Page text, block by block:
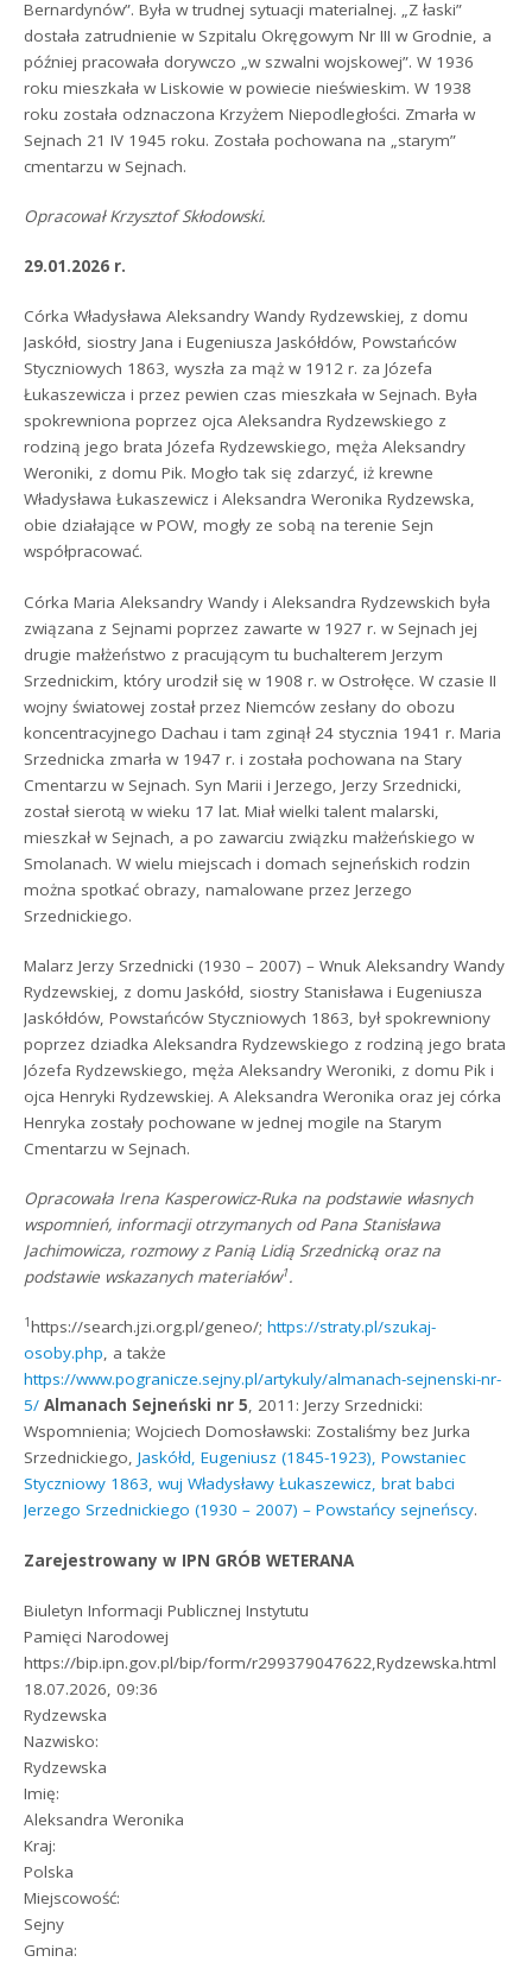
Bernardynów”. Była w trudnej sytuacji materialnej. „Z łaski”
dostała zatrudnienie w Szpitalu Okręgowym Nr III w Grodnie, a
później pracowała dorywczo „w szwalni wojskowej”. W 1936
roku mieszkała w Liskowie w powiecie nieświeskim. W 1938
roku została odznaczona Krzyżem Niepodległości. Zmarła w
Sejnach 21 IV 1945 roku. Została pochowana na „starym”
cmentarzu w Sejnach.
Opracował Krzysztof Skłodowski.
29.01.2026 r.
Córka Władysława Aleksandry Wandy Rydzewskiej, z domu
Jaskółd, siostry Jana i Eugeniusza Jaskółdów, Powstańców
Styczniowych 1863, wyszła za mąż w 1912 r. za Józefa
Łukaszewicza i przez pewien czas mieszkała w Sejnach. Była
spokrewniona poprzez ojca Aleksandra Rydzewskiego z
rodziną jego brata Józefa Rydzewskiego, męża Aleksandry
Weroniki, z domu Pik. Mogło tak się zdarzyć, iż krewne
Władysława Łukaszewicz i Aleksandra Weronika Rydzewska,
obie działające w POW, mogły ze sobą na terenie Sejn
współpracować.
Córka Maria Aleksandry Wandy i Aleksandra Rydzewskich była
związana z Sejnami poprzez zawarte w 1927 r. w Sejnach jej
drugie małżeństwo z pracującym tu buchalterem Jerzym
Srzednickim, który urodził się w 1908 r. w Ostrołęce. W czasie II
wojny światowej został przez Niemców zesłany do obozu
koncentracyjnego Dachau i tam zginął 24 stycznia 1941 r. Maria
Srzednicka zmarła w 1947 r. i została pochowana na Stary
Cmentarzu w Sejnach. Syn Marii i Jerzego, Jerzy Srzednicki,
został sierotą w wieku 17 lat. Miał wielki talent malarski,
mieszkał w Sejnach, a po zawarciu związku małżeńskiego w
Smolanach. W wielu miejscach i domach sejneńskich rodzin
można spotkać obrazy, namalowane przez Jerzego
Srzednickiego.
Malarz Jerzy Srzednicki (1930 – 2007) – Wnuk Aleksandry Wandy
Rydzewskiej, z domu Jaskółd, siostry Stanisława i Eugeniusza
Jaskółdów, Powstańców Styczniowych 1863, był spokrewniony
poprzez dziadka Aleksandra Rydzewskiego z rodziną jego brata
Józefa Rydzewskiego, męża Aleksandry Weroniki, z domu Pik i
ojca Henryki Rydzewskiej. A Aleksandra Weronika oraz jej córka
Henryka zostały pochowane w jednej mogile na Starym
Cmentarzu w Sejnach.
Opracowała Irena Kasperowicz-Ruka na podstawie własnych
wspomnień, informacji otrzymanych od Pana Stanisława
Jachimowicza, rozmowy z Panią Lidią Srzednicką oraz na
podstawie wskazanych materiałów1.
1https://search.jzi.org.pl/geneo/;https://straty.pl/szukaj-
osoby.php, a także
https://www.pogranicze.sejny.pl/artykuly/almanach-sejnenski-nr-
5/ Almanach Sejneński nr 5, 2011: Jerzy Srzednicki:
Wspomnienia; Wojciech Domosławski: Zostaliśmy bez Jurka
Srzednickiego,Jaskółd, Eugeniusz (1845-1923), Powstaniec
Styczniowy 1863, wuj Władysławy Łukaszewicz, brat babci
Jerzego Srzednickiego (1930 – 2007) – Powstańcy sejneńscy.
Zarejestrowany w IPN GRÓB WETERANA
Biuletyn Informacji Publicznej Instytutu
Pamięci Narodowej
https://bip.ipn.gov.pl/bip/form/r299379047622,Rydzewska.html
18.07.2026, 09:36
Rydzewska
Nazwisko:
Rydzewska
Imię:
Aleksandra Weronika
Kraj:
Polska
Miejscowość:
Sejny
Gmina: